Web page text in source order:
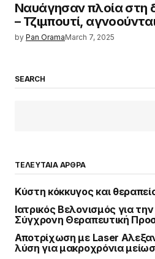
Ναυάγησαν πλοία στη
– Τζιμπουτί,
by Pan OramaMarch 7, 2025
SEARCH
ΤΕΛΕΥΤΑΙΑ ΑΡΘΡΑ
Κύστη κόκκυγος και
Ιατρικός Βελονισμός για
Σύγχρονη Θεραπευτική
Αποτρίχωση με Laser
λύση για μακροχρόνια